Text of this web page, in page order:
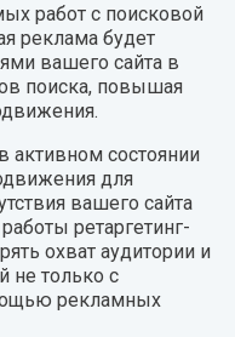
работ с поисковой
реклама будет
вашего сайта в
поиска, повышая
активном состоянии
для
вашего сайта
ретаргетинг-
охват аудитории и
не только с
рекламных